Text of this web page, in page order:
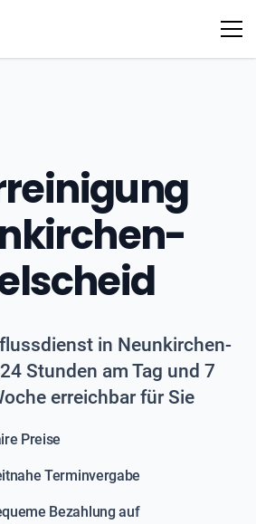
in Neunkirchen-
Stunden am Tag und 7
erreichbar für Sie
Preise
Terminvergabe
Bezahlung auf